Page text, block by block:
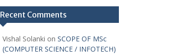
Recent Comments
Vishal Solanki on SCOPE OF MSc
(COMPUTER SCIENCE / INFOTECH)